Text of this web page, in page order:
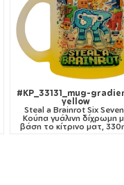
#KP_33131_mug-
yellow
Steal a Brainrot Six
Κούπα γυάλινη δίχρωμη
βάση το κίτρινο ματ,